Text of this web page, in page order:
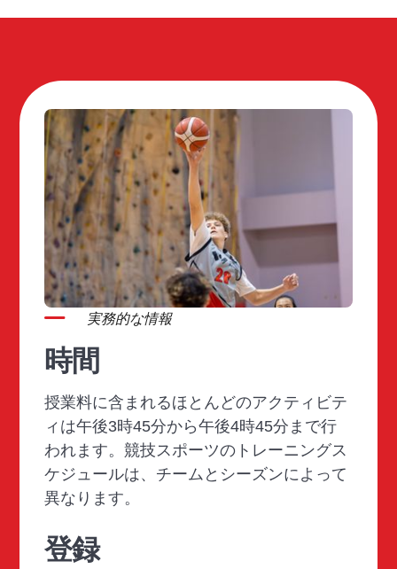
実務的な情報
時間
授業料に含まれるほとんどのアクティビテ
ィは午後3時45分から午後4時45分まで行
われます。競技スポーツのトレーニングス
ケジュールは、チームとシーズンによって
異なります。
登録